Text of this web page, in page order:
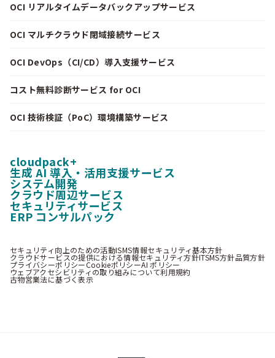
OCI リアルタイムデータバックアップサービス
OCI マルチクラウド閉域接続サービス
OCI DevOps（CI/CD）導入支援サービス
コスト無料診断サービス for OCI
OCI 技術検証（PoC）環境構築サービス
cloudpack+
生成 AI 導入・活用支援サービス
システム開発
クラウド周辺サービス
セキュリティサービス
ERP コンサルパック
セキュリティ向上のための活動ISMS情報セキュリティ基本方針
クラウドサービスの提供における情報セキュリティ方針ITSMS方針品質方針
プライバシーポリシーCookieポリシーAI ポリシー
ウェブアクセシビリティの取り組みについて利用規約
古物営業法に基づく表示